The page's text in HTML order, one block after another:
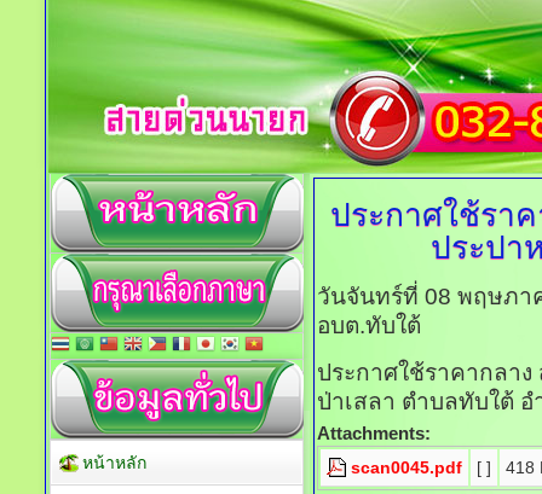
ประกาศใช้รา
ประปา
วันจันทร์ที่ 08 พฤษภา
อบต.ทับใต้
ประกาศใช้ราคากลา
ป่าเสลา ตำบลทับใต้
Attachments:
scan0045.pdf [ ] 418
หน้าหลัก